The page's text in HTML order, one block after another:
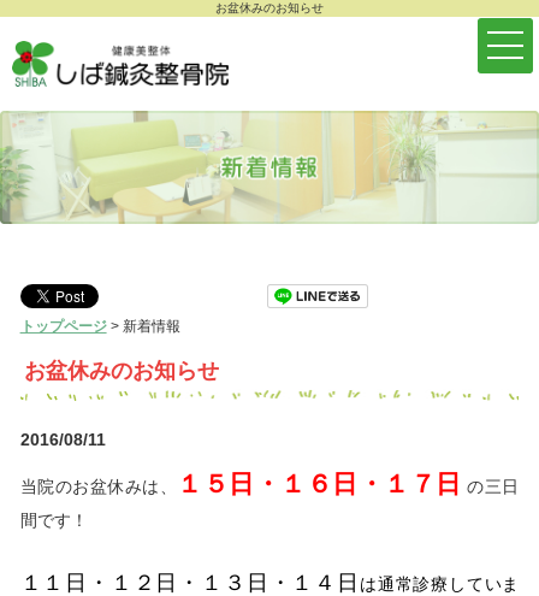
お盆休みのお知らせ
トップページ > 新着情報
お盆休みのお知らせ
2016/08/11
当院のお盆休みは、 １５日・１６日・１７日
の三日
間です！
１１日・１２日・１３日・１４日 は通常診療していま